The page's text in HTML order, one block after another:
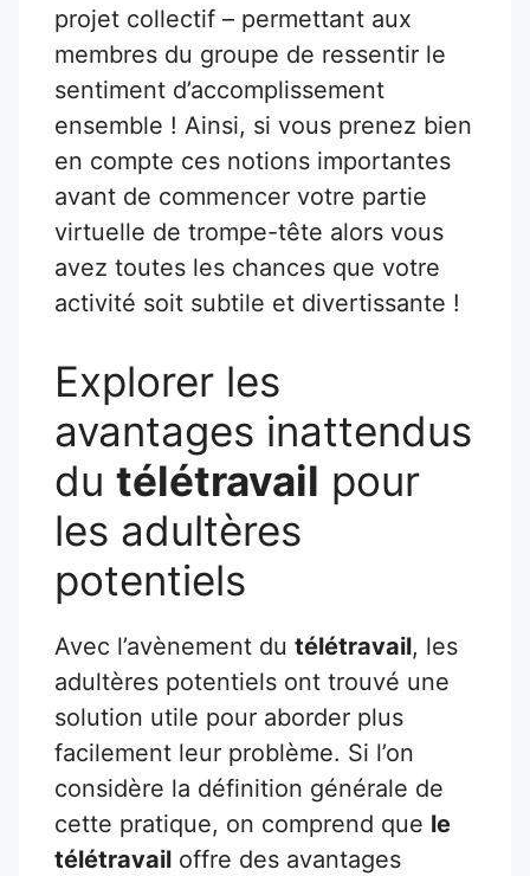
projet collectif – permettant aux
membres du groupe de ressentir le
sentiment d’accomplissement
ensemble ! Ainsi, si vous prenez bien
en compte ces notions importantes
avant de commencer votre partie
virtuelle de trompe-tête alors vous
avez toutes les chances que votre
activité soit subtile et divertissante !
Explorer les
avantages inattendus
du télétravail pour
les adultères
potentiels
Avec l’avènement du télétravail, les
adultères potentiels ont trouvé une
solution utile pour aborder plus
facilement leur problème. Si l’on
considère la définition générale de
cette pratique, on comprend que le
télétravail offre des avantages